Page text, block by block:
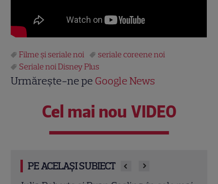
Filme și seriale noi
seriale coreene noi
Seriale noi Disney Plus
Urmărește-ne pe Google News
Cel mai nou VIDEO
PE ACELAȘI SUBIECT